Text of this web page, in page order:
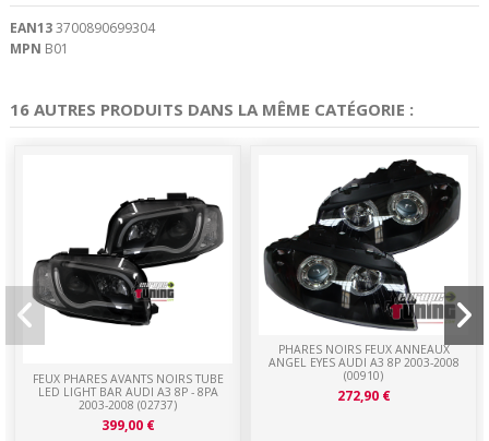
EAN133700890699304
MPN B01
16 AUTRES PRODUITS DANS LA MÊME CATÉGORIE :
FEUX PHARES AVANTS NOIRS TUBE
LED LIGHT BAR AUDI A3 8P - 8PA
2003-2008 (02737)
399,00 €
PHARES NOIRS FEUX ANNEAUX
ANGEL EYES AUDI A3 8P 2003-2008
(00910)
272,90 €